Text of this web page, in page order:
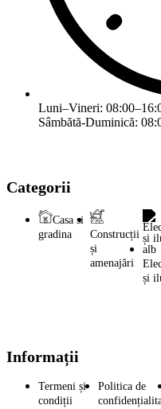
Luni–Vineri:
Sâmbătă-Duminică:
Categorii
Casa si
gradina
Construcții
și
amenajări
și
Informații
Termeni și
condiții
Politica de